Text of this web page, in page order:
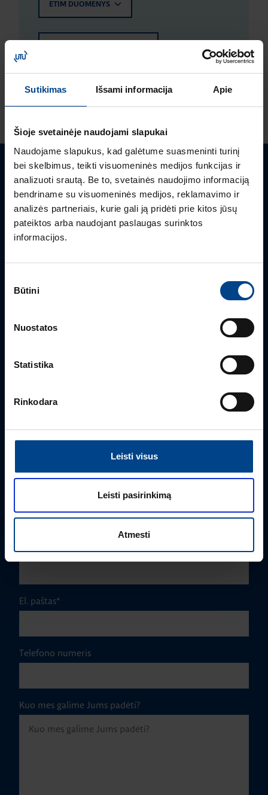
Sutikimas Išsami informacija Apie
Šioje svetainėje naudojami slapukai
Naudojame slapukus, kad galėtume suasmeninti turinį
bei skelbimus, teikti visuomeninės medijos funkcijas ir
analizuoti srautą. Be to, svetainės naudojimo informaciją
bendriname su visuomeninės medijos, reklamavimo ir
analizės partneriais, kurie gali ją pridėti prie kitos jūsų
pateiktos arba naudojant paslaugas surinktos
informacijos.
pasirinkimas
Būtini
Nuostatos
Statistika
Rinkodara
Leisti visus
Leisti pasirinkimą
Atmesti
ETIM DUOMENYS
ĮVERTINIMAI IR ŽYMĖJIMAI
Turite klausimų? Susisiekite
Mielai atsakysime į Jums aktualius klausimus.
+370 5 2742827
Įmonė
El. paštas*
Telefono numeris
Kuo mes galime Jums padėti?